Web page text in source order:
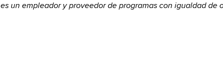
un empleador y proveedor de programas con igualdad de